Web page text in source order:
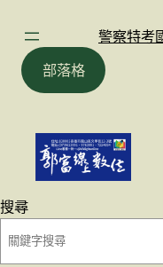
警察特考
部落格
搜尋